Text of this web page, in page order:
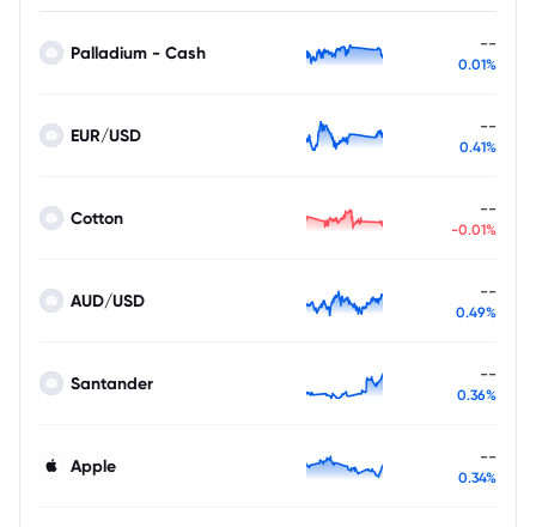
Palladium - Cash --
0.01%
EUR/USD --
0.41%
Cotton --
-0.01%
AUD/USD --
0.49%
Santander --
0.36%
Apple --
0.34%